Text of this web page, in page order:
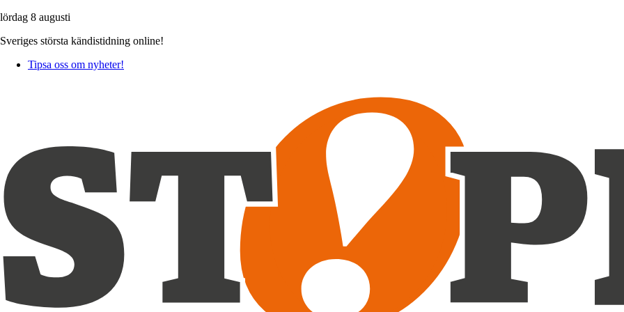
lördag 8 augusti
Sveriges största kändistidning online!
Tipsa oss om nyheter!